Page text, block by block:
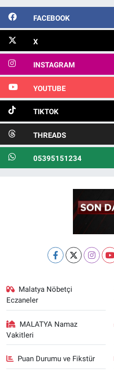
FACEBOOK
X
INSTAGRAM
YOUTUBE
TIKTOK
THREADS
05395151234
Malatya Nöbetçi
Eczaneler
MALATYA Namaz
Vakitleri
Puan Durumu ve Fikstür